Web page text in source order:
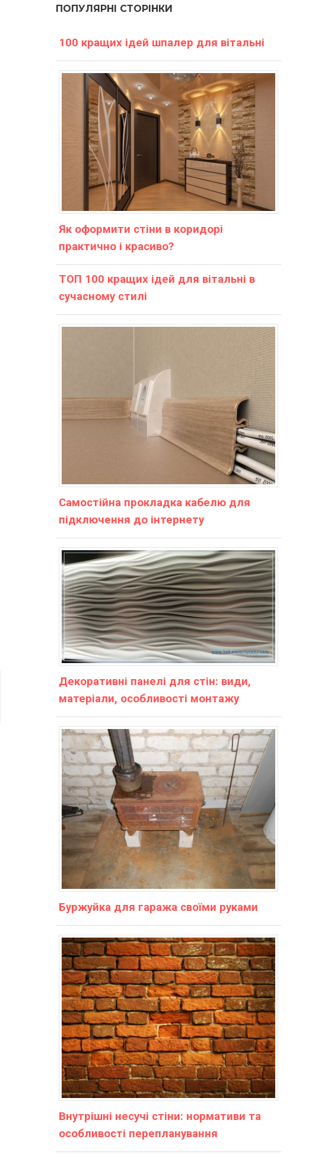
ПОПУЛЯРНІ СТОРІНКИ
100 кращих ідей шпалер для вітальні
Як оформити стіни в коридорі
практично і красиво?
ТОП 100 кращих ідей для вітальні в
сучасному стилі
Самостійна прокладка кабелю для
підключення до інтернету
Декоративні панелі для стін: види,
матеріали, особливості монтажу
Буржуйка для гаража своїми руками
Внутрішні несучі стіни: нормативи та
особливості перепланування